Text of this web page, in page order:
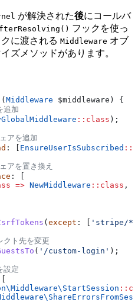
が解決された後にコールバ
フックを使っ
に渡される Middleware オブ
ズメソッドがあります。
( Middleware $middleware ) {
追加
:: class );
アを追加
: [ EnsureUserIsSubscribed ::
アを置き換え
: [
=> NewMiddleware :: class ,
( except : [ 'stripe/*'
ト先を変更
( '/custom-login' );
設定
StartSession ::